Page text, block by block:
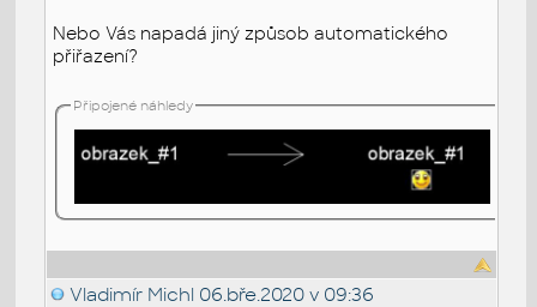
Nebo Vás napadá jiný způsob automatického
přiřazení?
Připojené náhledy
Vladimír Michl 06.bře.2020 v 09:36